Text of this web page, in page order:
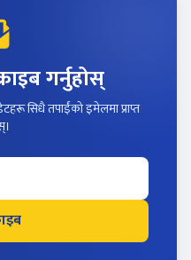
गर्नुहोस्
सिधै तपाईंको इमेलमा प्राप्त